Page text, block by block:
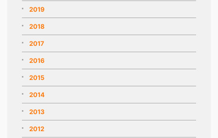
2019
2018
2017
2016
2015
2014
2013
2012